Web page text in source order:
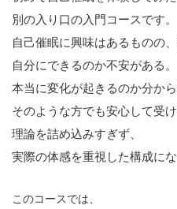
別の入り口の入門コースです。
自己催眠に興味はあるものの
自分にできるのか不安がある。
本当に変化が起きるのか分から
そのような方でも安心して受け
理論を詰め込みすぎず、
実際の体感を重視した構成にな
このコースでは、